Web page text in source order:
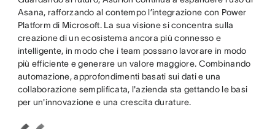
Asana, rafforzando al contempo l’integrazione con Power
Platform di Microsoft. La sua visione si concentra sulla
creazione di un ecosistema ancora più connesso e
intelligente, in modo che i team possano lavorare in modo
più efficiente e generare un valore maggiore. Combinando
automazione, approfondimenti basati sui dati e una
collaborazione semplificata, l'azienda sta gettando le basi
per un'innovazione e una crescita durature.